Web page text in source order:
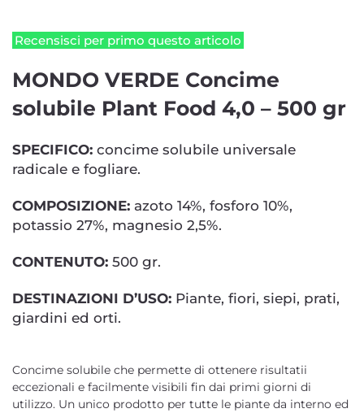
Recensisci per primo questo articolo
MONDO VERDE Concime
solubile Plant Food 4,0 – 500 gr
SPECIFICO: concime solubile universale
radicale e fogliare.
COMPOSIZIONE: azoto 14%, fosforo 10%,
potassio 27%, magnesio 2,5%.
CONTENUTO: 500 gr.
DESTINAZIONI D’USO: Piante, fiori, siepi, prati,
giardini ed orti.
Concime solubile che permette di ottenere risultatii
eccezionali e facilmente visibili fin dai primi giorni di
utilizzo. Un unico prodotto per tutte le piante da interno ed